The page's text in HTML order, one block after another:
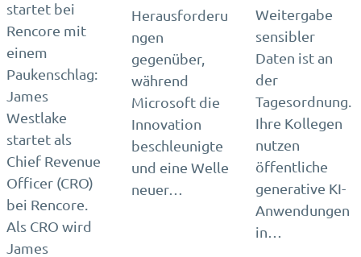
startet bei
Rencore mit
einem
Paukenschlag:
James
Westlake
startet als
Chief Revenue
Officer (CRO)
bei Rencore.
Als CRO wird
James
Herausforderu
ngen
gegenüber,
während
Microsoft die
Innovation
beschleunigte
und eine Welle
neuer…
Weitergabe
sensibler
Daten ist an
der
Tagesordnung.
Ihre Kollegen
nutzen
öffentliche
generative KI-
Anwendungen
in…